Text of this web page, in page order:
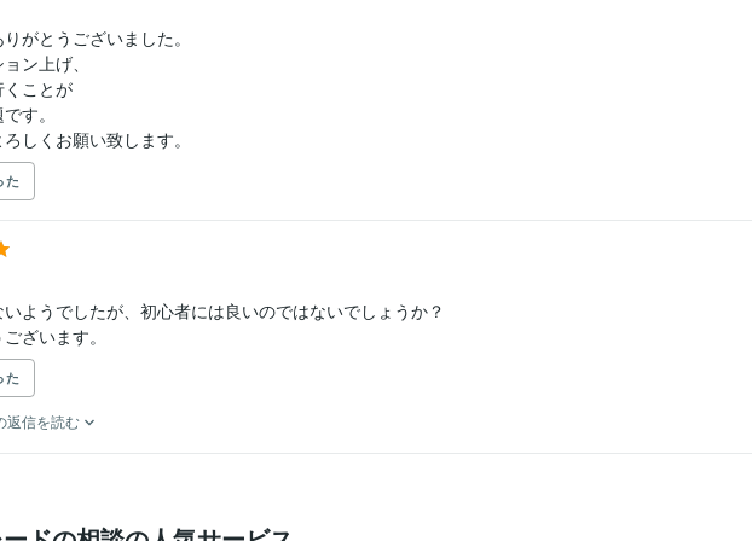
がとうございました。
ン上げ、
ことが
す。
しくお願い致します。
た
ようでしたが、初心者には良いのではないでしょうか？
ざいます。
た
返信を読む